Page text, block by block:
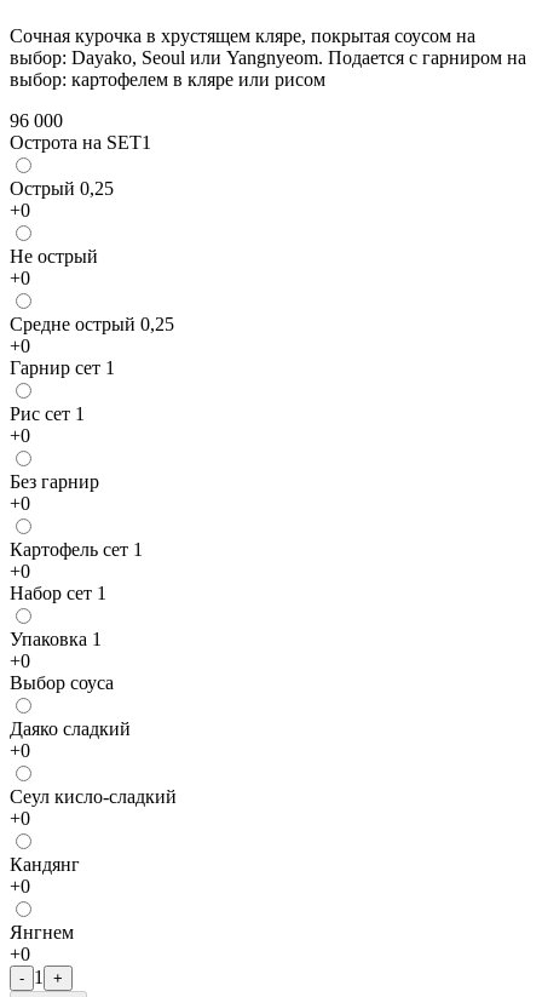
Сочная курочка в хрустящем кляре, покрытая соусом на
выбор: Dayako, Seoul или Yangnyeom. Подается с гарниром на
выбор: картофелем в кляре или рисом
96 000
Острота на SET1
Острый 0,25
+0
Не острый
+0
Средне острый 0,25
+0
Гарнир сет 1
Рис сет 1
+0
Без гарнир
+0
Картофель сет 1
+0
Набор сет 1
Упаковка 1
+0
Выбор соуса
Даяко сладкий
+0
Сеул кисло-сладкий
+0
Кандянг
+0
Янгнем
+0
- 1
+